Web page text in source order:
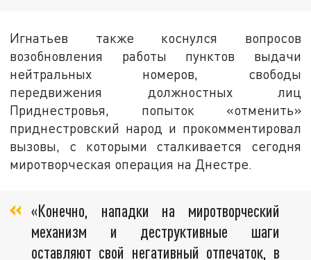
Игнатьев также коснулся вопросов
возобновления работы пунктов выдачи
нейтральных номеров, свободы
передвижения должностных лиц
Приднестровья, попыток «отменить»
приднестровский народ и прокомментировал
вызовы, с которыми сталкивается сегодня
миротворческая операция на Днестре.
«Конечно, нападки на миротворческий
механизм и деструктивные шаги
оставляют свой негативный отпечаток, в